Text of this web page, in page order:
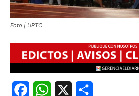
Foto | UPTC
FacebookWhatsApp